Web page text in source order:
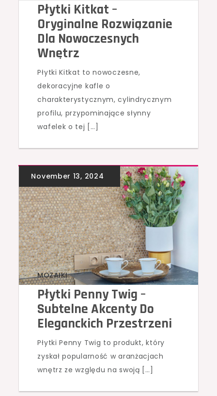
Płytki Kitkat –
Oryginalne Rozwiązanie
Dla Nowoczesnych
Wnętrz
Płytki Kitkat to nowoczesne,
dekoracyjne kafle o
charakterystycznym, cylindrycznym
profilu, przypominające słynny
wafelek o tej […]
MOZAIKI
Płytki Penny Twig –
Subtelne Akcenty Do
Eleganckich Przestrzeni
Płytki Penny Twig to produkt, który
zyskał popularność w aranżacjach
wnętrz ze względu na swoją […]